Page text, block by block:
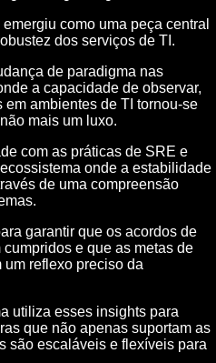
como uma peça central
dos serviços de TI.
de paradigma nas
a capacidade de observar,
ambientes de TI tornou-se
mais um luxo.
com as práticas de SRE e
onde a estabilidade
de uma compreensão
garantir que os acordos de
e que as metas de
um reflexo preciso da
utiliza esses insights para
que não apenas suportam as
são escaláveis e flexíveis para